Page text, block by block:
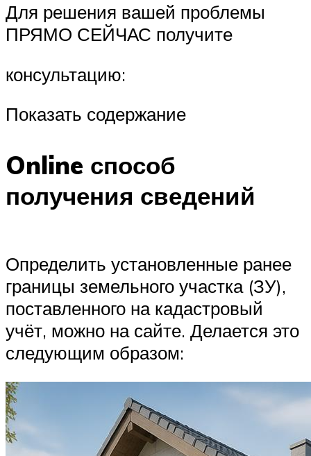
Для решения вашей проблемы
ПРЯМО СЕЙЧАС получите
консультацию:
Показать содержание
Online способ
получения сведений
Определить установленные ранее
границы земельного участка (ЗУ),
поставленного на кадастровый
учёт, можно на сайте. Делается это
следующим образом: